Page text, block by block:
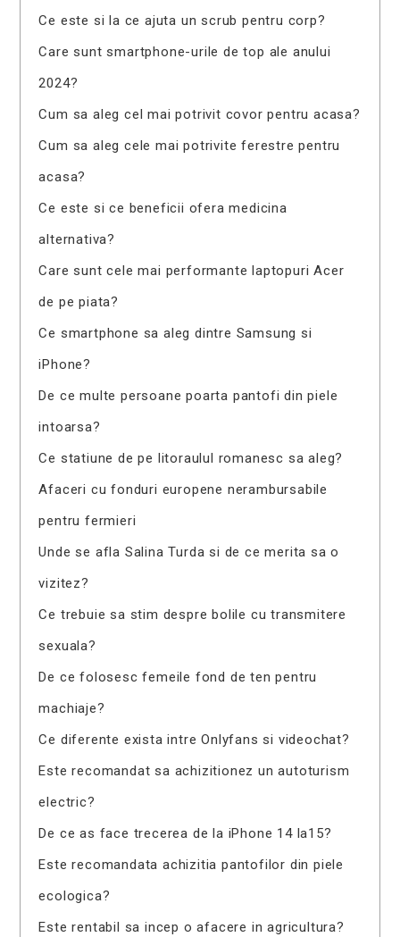
Ce este si la ce ajuta un scrub pentru corp?
Care sunt smartphone-urile de top ale anului
2024?
Cum sa aleg cel mai potrivit covor pentru acasa?
Cum sa aleg cele mai potrivite ferestre pentru
acasa?
Ce este si ce beneficii ofera medicina
alternativa?
Care sunt cele mai performante laptopuri Acer
de pe piata?
Ce smartphone sa aleg dintre Samsung si
iPhone?
De ce multe persoane poarta pantofi din piele
intoarsa?
Ce statiune de pe litoraulul romanesc sa aleg?
Afaceri cu fonduri europene nerambursabile
pentru fermieri
Unde se afla Salina Turda si de ce merita sa o
vizitez?
Ce trebuie sa stim despre bolile cu transmitere
sexuala?
De ce folosesc femeile fond de ten pentru
machiaje?
Ce diferente exista intre Onlyfans si videochat?
Este recomandat sa achizitionez un autoturism
electric?
De ce as face trecerea de la iPhone 14 la15?
Este recomandata achizitia pantofilor din piele
ecologica?
Este rentabil sa incep o afacere in agricultura?